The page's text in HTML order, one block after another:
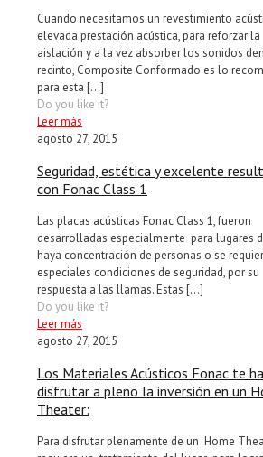
Cuando necesitamos un revestimiento
elevada prestación acústica, para reforzar la
aislación y a la vez absorber los sonidos
recinto, Composite Conformado es lo
para esta […]
Do you like it?
Leer más
agosto 27, 2015
Seguridad, estética y excelente
con Fonac Class 1
Las placas acústicas Fonac Class 1, fueron
desarrolladas especialmente para lugares
haya concentración de personas o se
especiales condiciones de seguridad, por su
respuesta a las llamas. Estas […]
Do you like it?
Leer más
agosto 27, 2015
Los Materiales Acústicos Fonac te
disfrutar a pleno la inversión en un
Theater:
Para disfrutar plenamente de un Home